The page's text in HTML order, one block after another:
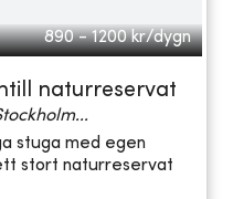
890 - 1200 kr/dygn
naturreservat
stuga med egen
stort naturreservat